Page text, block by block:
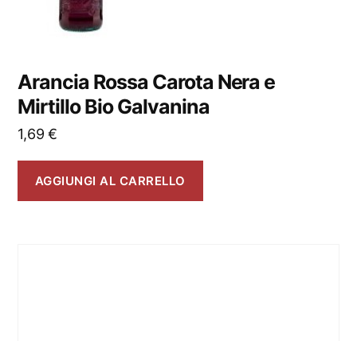
Arancia Rossa Carota Nera e
Mirtillo Bio Galvanina
1,69€
AGGIUNGI AL CARRELLO